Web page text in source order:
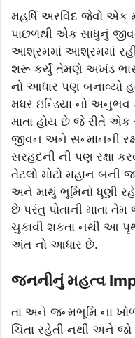
મહર્ષિ અરવિંદ જેવો એક
પાછળથી એક સાધુનું
આશ્રમમાં આશ્રમમાં
શરૂ કર્યું તેમણે અખંડ
નો આધાર પણ બનાવ્યો
મધર ઇન્ડિયા નો અનુભવ
માતા હોય છે જે રીતે એક
જીવન અને સન્માનની
સરહદની ની પણ રક્ષા
તેટલો મોટો મહાન બની
અને માથું ભૂમિનો ધૂણી
છે પરંતુ પોતાની માતા
ચુકાવી શકતા નથી આ
અંત નો આધાર છે.
જનનીનું મહત્વ
તા અને જન્મભૂમિ ના
ચિંતા રહેતી નથી અને